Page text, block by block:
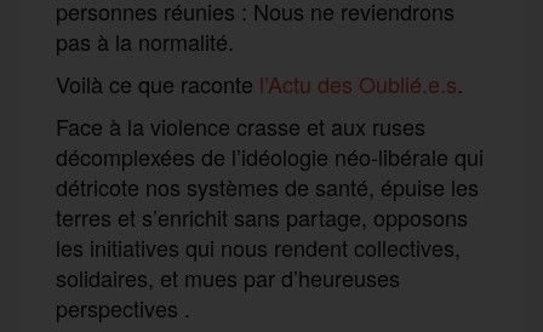
personnes réunies : Nous ne reviendrons
pas à la normalité.
Voilà ce que raconte l’Actu des Oublié.e.s.
Face à la violence crasse et aux ruses
décomplexées de l’idéologie néo-libérale qui
détricote nos systèmes de santé, épuise les
terres et s’enrichit sans partage, opposons
les initiatives qui nous rendent collectives,
solidaires, et mues par d’heureuses
perspectives .